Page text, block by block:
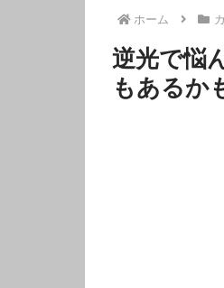
ホーム
逆光で悩
もあるか